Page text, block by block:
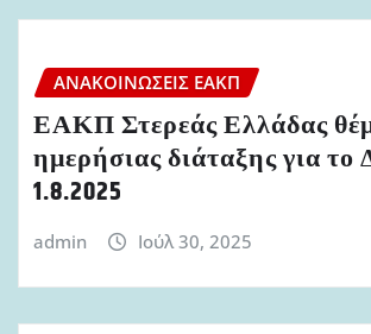
ΑΝΑΚΟΙΝΏΣΕΙΣ ΕΑΚΠ
ΕΑΚΠ Στερεάς Ελλάδας
ημερήσιας διάταξης για το
1.8.2025
admin Ιούλ 30, 2025